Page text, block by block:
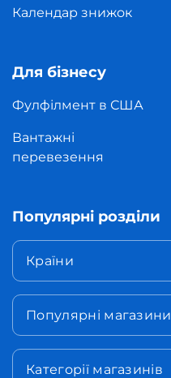
Календар знижок
Для бізнесу
Фулфілмент в США
Вантажні
перевезення
Популярні розділи
Країни
Популярні магазини
Категорії магазинів